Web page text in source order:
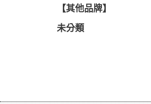
️【其他品牌】️
未分類